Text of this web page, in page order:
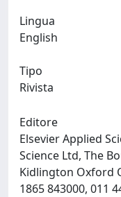
Lingua
Tipo
Rivista
Editore
Elsevier Applied
Science Ltd, The
Kidlington Oxford
1865 843000, 011